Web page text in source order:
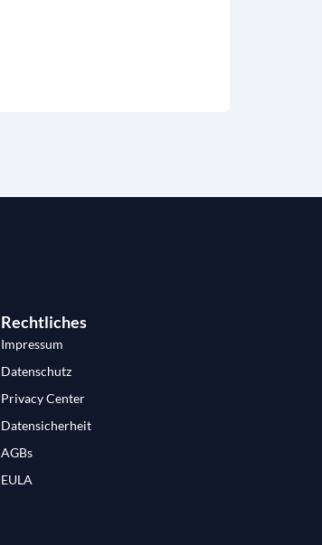
Rechtliches
Impressum
Datenschutz
Privacy Center
Datensicherheit
AGBs
EULA